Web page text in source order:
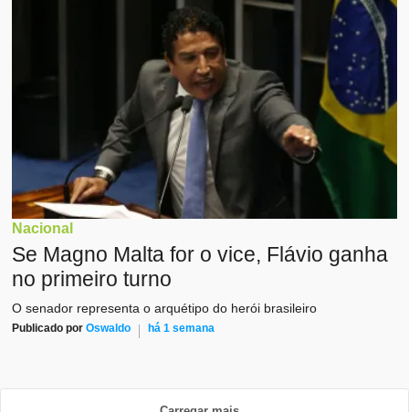
Nacional
Se Magno Malta for o vice, Flávio ganha
no primeiro turno
O senador representa o arquétipo do herói brasileiro
Publicado porOswaldo há 1 semana